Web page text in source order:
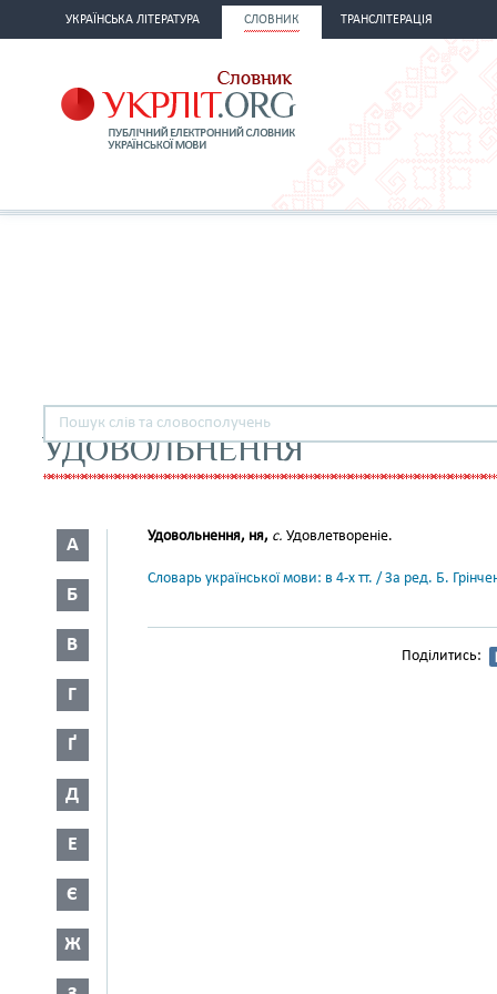
УКРАЇНСЬКА ЛІТЕРАТУРА СЛОВНИК ТРАНСЛІТЕРАЦІЯ
УДОВОЛЬНЕННЯ
А
Б
В
Г
Ґ
Д
Е
Є
Ж
Удовольнення, ня, с. Удовлетвореніе.
Словарь української мови: в 4-х тт. / За ред. Б.
Поділитись: